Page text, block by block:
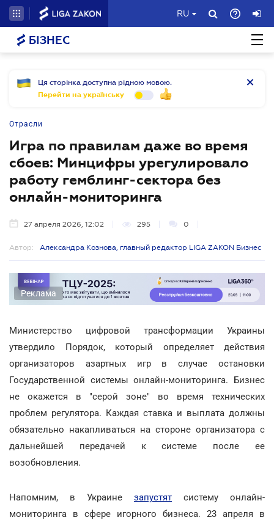
RU
БІЗНЕС
Ця сторінка доступна рідною мовою.
Перейти на українську
Отрасли
Игра по правилам даже во время
сбоев: Минцифры урегулировало
работу гемблинг-сектора без
онлайн-мониторинга
27 апреля 2026, 12:02 295 0
Автор: Александра Кознова, главный редактор LIGA ZAKON Бизнес
Реклама
Министерство цифровой трансформации Украины
утвердило Порядок, который определяет действия
организаторов азартных игр в случае остановки
Государственной системы онлайн-мониторинга. Бизнес
не окажется в "серой зоне" во время технических
проблем регулятора. Каждая ставка и выплата должны
обязательно накапливаться на стороне организатора с
дальнейшей передачей к системе после ее
возобновления.
Напомним, в Украине запустят систему онлайн-
мониторинга в сфере игорного бизнеса. 23 апреля в